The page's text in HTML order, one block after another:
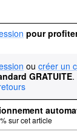
pour
ou créer un
GRATUITE.
sur cet article